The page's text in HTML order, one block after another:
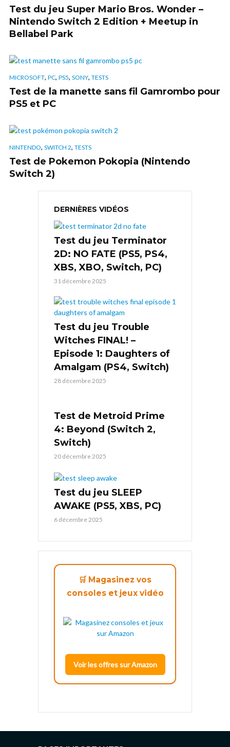
Test du jeu Super Mario Bros. Wonder –
Nintendo Switch 2 Edition + Meetup in
Bellabel Park
MICROSOFT, PC, PS5, SONY, TESTS
Test de la manette sans fil Gamrombo pour
PS5 et PC
NINTENDO, SWITCH 2, TESTS
Test de Pokemon Pokopia (Nintendo
Switch 2)
DERNIÈRES VIDÉOS
Test du jeu Terminator
2D: NO FATE (PS5, PS4,
XBS, XBO, Switch, PC)
31 décembre 2025
Test du jeu Trouble
Witches FINAL! –
Episode 1: Daughters of
Amalgam (PS4, Switch)
28 décembre 2025
Test de Metroid Prime
4: Beyond (Switch 2,
Switch)
20 décembre 2025
Test du jeu SLEEP
AWAKE (PS5, XBS, PC)
6 décembre 2025
🛒 Magasinez vos
consoles et jeux vidéo
Voir les offres sur Amazon